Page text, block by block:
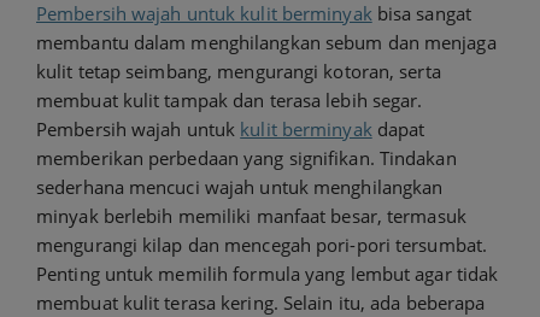
Pembersih wajah untuk kulit berminyakbisa sangat
membantu dalam menghilangkan sebum dan menjaga
kulit tetap seimbang, mengurangi kotoran, serta
membuat kulit tampak dan terasa lebih segar.
Pembersih wajah untuk kulit berminyakdapat
memberikan perbedaan yang signifikan. Tindakan
sederhana mencuci wajah untuk menghilangkan
minyak berlebih memiliki manfaat besar, termasuk
mengurangi kilap dan mencegah pori-pori tersumbat.
Penting untuk memilih formula yang lembut agar tidak
membuat kulit terasa kering. Selain itu, ada beberapa